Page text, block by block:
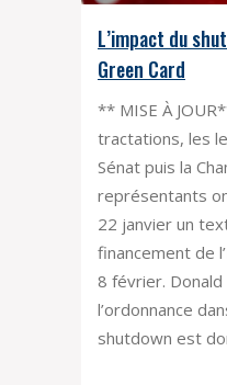
L’impact du
Green Card
** MISE À
tractations, les
Sénat puis la
représentants
22 janvier un
financement de
8 février.
l’ordonnance
shutdown est